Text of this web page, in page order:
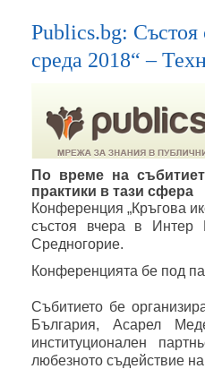
Publics.bg:
среда 2018“ –
По време на
практики в тази сфера
Конференция „Кръгова
състоя вчера в Интер
Средногорие.
Конференцията бе под
Събитието бе
България, Асарел
институционален
любезното съдействие